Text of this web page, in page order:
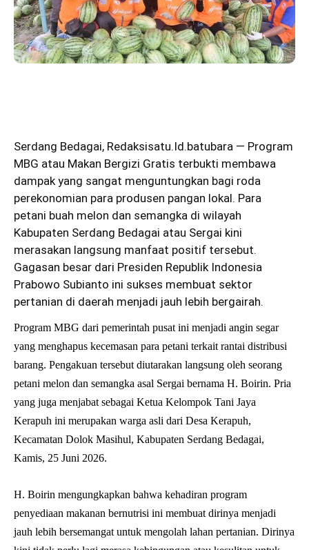
Serdang Bedagai, Redaksisatu.Id.batubara — Program
MBG atau Makan Bergizi Gratis terbukti membawa
dampak yang sangat menguntungkan bagi roda
perekonomian para produsen pangan lokal. Para
petani buah melon dan semangka di wilayah
Kabupaten Serdang Bedagai atau Sergai kini
merasakan langsung manfaat positif tersebut.
Gagasan besar dari Presiden Republik Indonesia
Prabowo Subianto ini sukses membuat sektor
pertanian di daerah menjadi jauh lebih bergairah.
Program MBG dari pemerintah pusat ini menjadi angin segar
yang menghapus kecemasan para petani terkait rantai distribusi
barang. Pengakuan tersebut diutarakan langsung oleh seorang
petani melon dan semangka asal Sergai bernama H. Boirin. Pria
yang juga menjabat sebagai Ketua Kelompok Tani Jaya
Kerapuh ini merupakan warga asli dari Desa Kerapuh,
Kecamatan Dolok Masihul, Kabupaten Serdang Bedagai,
Kamis, 25 Juni 2026.
H. Boirin mengungkapkan bahwa kehadiran program
penyediaan makanan bernutrisi ini membuat dirinya menjadi
jauh lebih bersemangat untuk mengolah lahan pertanian. Dirinya